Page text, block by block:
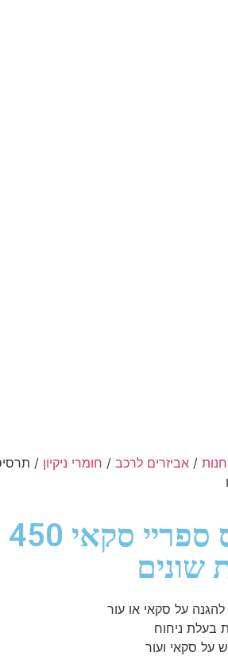
חנות / אביזרים לרכב / חומרי ניקיון
שונים
להגנה על סקאי או עור
בעלת ניחוח
על סקאי ועור